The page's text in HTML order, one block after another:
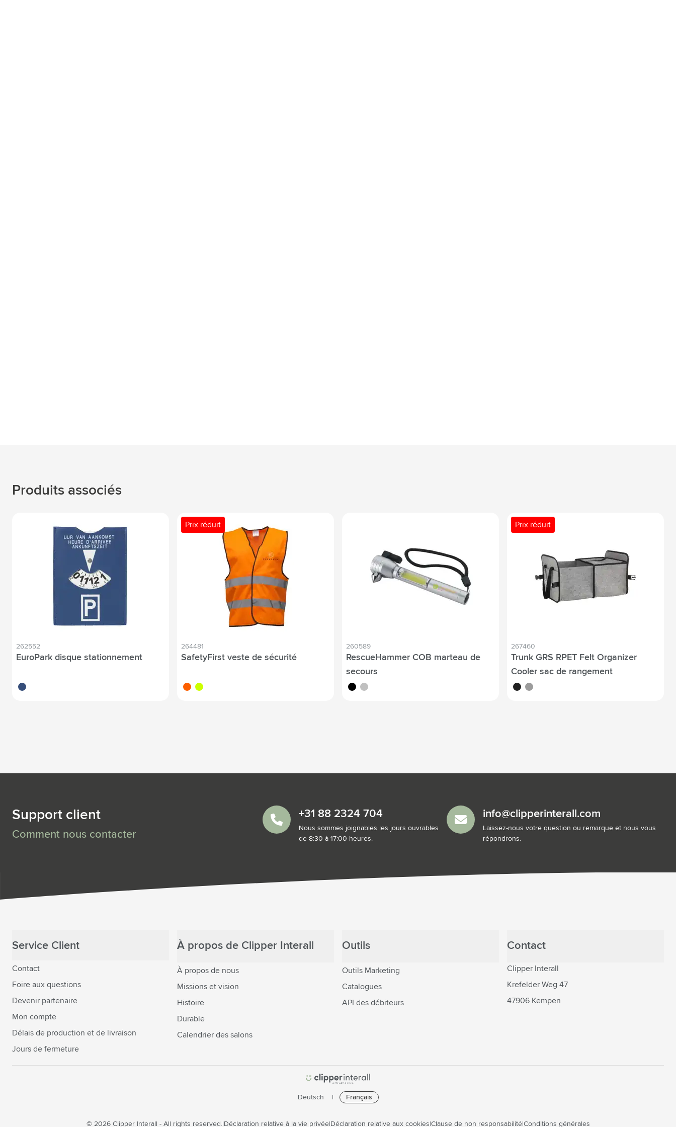
Produits associés
262552
EuroPark disque stationnement
bleu
Prix réduit
264481
SafetyFirst veste de sécurité
neonorange
neongelb
260589
RescueHammer COB marteau de
secours
noir argenté
Prix réduit
267460
Trunk GRS RPET Felt Organizer
Cooler sac de rangement
schwarz
grau
Support client
Comment nous contacter
+31 88 2324 704
Nous sommes joignables les jours ouvrables
de 8:30 à 17:00 heures.
info@clipperinterall.com
Laissez-nous votre question ou remarque et nous vous
répondrons.
Service Client
Contact
Foire aux questions
Devenir partenaire
Mon compte
Délais de production et de livraison
Jours de fermeture
À propos de Clipper Interall
À propos de nous
Missions et vision
Histoire
Durable
Calendrier des salons
Outils
Outils Marketing
Catalogues
API des débiteurs
Contact
Clipper Interall
Krefelder Weg 47
47906 Kempen
Deutsch Français
© 2026 Clipper Interall - All rights reserved. Déclaration relative à la vie privée Déclaration relative aux cookies Clause de non responsabilité Conditions générales